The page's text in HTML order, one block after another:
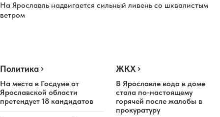
На Ярославль надвигается сильный ливень со шквалистым
ветром
Политика
На места в Госдуме от
Ярославской области
претендует 18 кандидатов
ЖКХ
В Ярославле вода в доме
стала по-настоящему
горячей после жалобы в
прокуратуру